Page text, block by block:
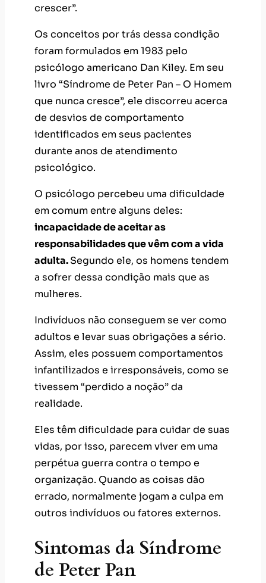
crescer”.
Os conceitos por trás dessa condição
foram formulados em 1983 pelo
psicólogo americano Dan Kiley. Em seu
livro “Síndrome de Peter Pan – O Homem
que nunca cresce”, ele discorreu acerca
de desvios de comportamento
identificados em seus pacientes
durante anos de atendimento
psicológico.
O psicólogo percebeu uma dificuldade
em comum entre alguns deles:
incapacidade de aceitar as
responsabilidades que vêm com a vida
adulta.Segundo ele, os homens tendem
a sofrer dessa condição mais que as
mulheres.
Indivíduos não conseguem se ver como
adultos e levar suas obrigações a sério.
Assim, eles possuem comportamentos
infantilizados e irresponsáveis, como se
tivessem “perdido a noção” da
realidade.
Eles têm dificuldade para cuidar de suas
vidas, por isso, parecem viver em uma
perpétua guerra contra o tempo e
organização. Quando as coisas dão
errado, normalmente jogam a culpa em
outros indivíduos ou fatores externos.
Sintomas da Síndrome
de Peter Pan